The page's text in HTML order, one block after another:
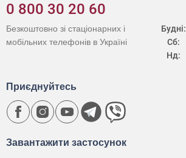
0 800 30 20 60
Будні:
Сб:
Нд:
Безкоштовно зі стаціонарних і
мобільних телефонів в Україні
Завантажити застосунок
Приєднуйтесь